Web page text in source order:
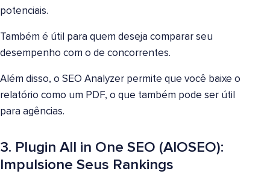
potenciais.
Também é útil para quem deseja comparar seu
desempenho com o de concorrentes.
Além disso, o SEO Analyzer permite que você baixe o
relatório como um PDF, o que também pode ser útil
para agências.
3. Plugin All in One SEO (AIOSEO):
Impulsione Seus Rankings